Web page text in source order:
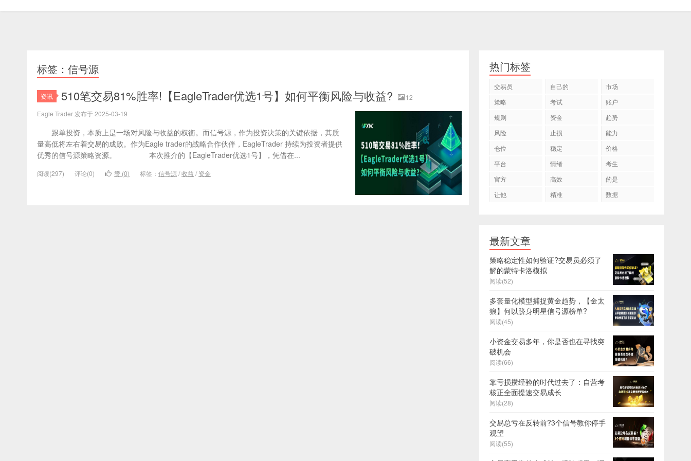
标签：信号源
资讯 510笔交易81%胜率!【EagleTrader优选1号】如何平衡风险与收益?
12
Eagle Trader 发布于 2025-03-19
跟单投资，本质上是一场对风险与收益的权衡。而信号源，作为投资决策的关键依据，其质
量高低将左右着交易的成败。作为Eagle trader的战略合作伙伴，EagleTrader 持续为投资者提供
优秀的信号源策略资源。 本次推介的【EagleTrader优选1号】，凭借在...
阅读(297) 评论(0) 赞 (0) 标签： 信号源 /收益 / 资金
热门标签
交易员 自己的
市场
策略
考试
账户
规则
资金
趋势
风险
止损
能力
仓位
稳定
价格
平台
情绪
考生
官方
高效
的是
让他
精准 数据
最新文章
策略稳定性如何验证?交易员必须了
解的蒙特卡洛模拟
阅读(52)
多套量化模型捕捉黄金趋势，【金太
狼】何以跻身明星信号源榜单?
阅读(45)
小资金交易多年，你是否也在寻找突
破机会
阅读(66)
靠亏损攒经验的时代过去了：自营考
核正全面提速交易成长
阅读(28)
交易总亏在反转前?3个信号教你停手
观望
阅读(55)